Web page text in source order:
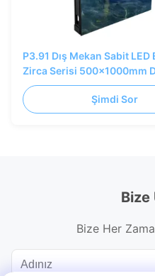
P3.91 Dış Mekan Sabit LED
Zirca Serisi 500x1000mm
Yaratıcı Modelleme
Şimdi Sor
Bize
Bize Her